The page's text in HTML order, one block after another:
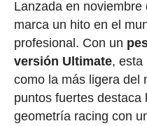
Lanzada en noviembre
marca un hito en el
profesional. Con un
versión Ultimate, esta
como la más ligera del
puntos fuertes destaca
geometría racing con